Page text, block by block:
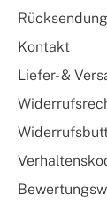
Rücksendung
Kontakt
Liefer- &